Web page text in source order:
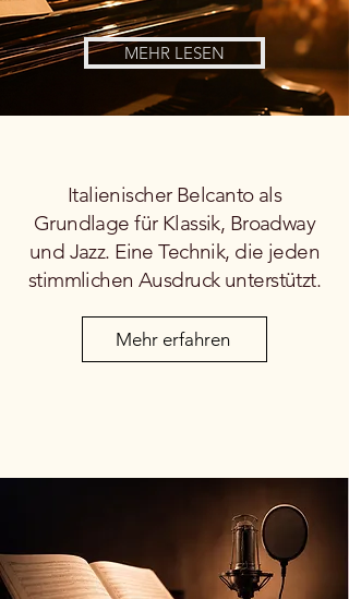
MEHR LESEN
Italienischer Belcanto als
Grundlage für Klassik, Broadway
und Jazz. Eine Technik, die jeden
stimmlichen Ausdruck unterstützt.
Mehr erfahren